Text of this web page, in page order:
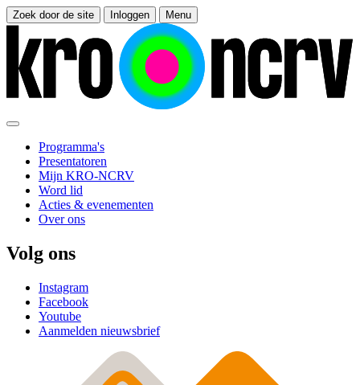
Zoek door de site Inloggen Menu
Programma's
Presentatoren
Mijn KRO-NCRV
Word lid
Acties & evenementen
Over ons
Volg ons
Instagram
Facebook
Youtube
Aanmelden nieuwsbrief